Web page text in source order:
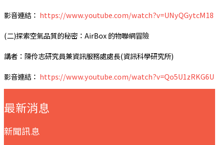
影音連結： https://www.youtube.com/watch?v=UNyQGytcM18
(二)探索空氣品質的秘密：AirBox 的物聯網冒險
講者：陳伶志研究員兼資訊服務處處長(資訊科學研究所)
影音連結： https://www.youtube.com/watch?v=Qo5U1zRKG6U
最新消息
新聞訊息